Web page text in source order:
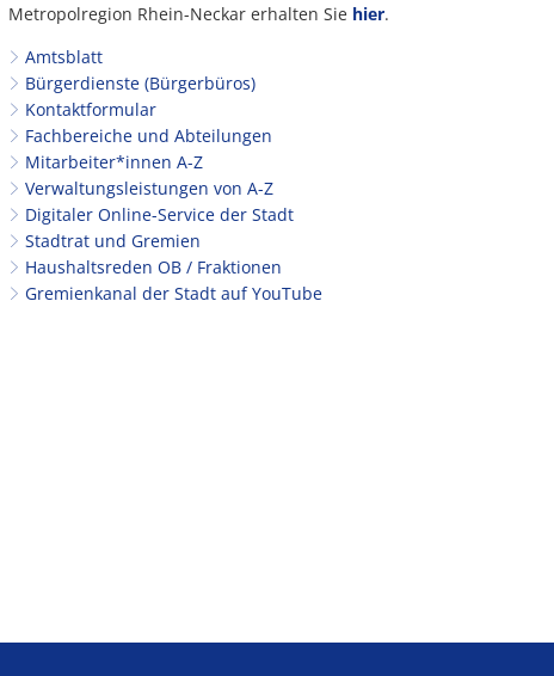
Metropolregion Rhein-Neckar erhalten Sie hier.
Amtsblatt
Bürgerdienste (Bürgerbüros)
Kontaktformular
Fachbereiche und Abteilungen
Mitarbeiter*innen A-Z
Verwaltungsleistungen von A-Z
Digitaler Online-Service der Stadt
Stadtrat und Gremien
Haushaltsreden OB / Fraktionen
Gremienkanal der Stadt auf YouTube